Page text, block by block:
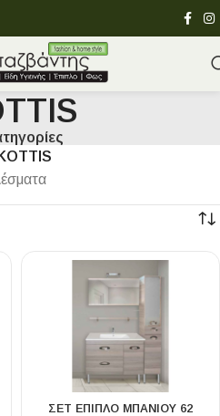
ΣΕΤ ΕΠΙΠΛΟ ΜΠΑΝΙΟΥ 62